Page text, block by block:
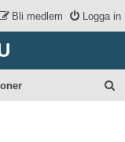
Logga in
Bli medlem